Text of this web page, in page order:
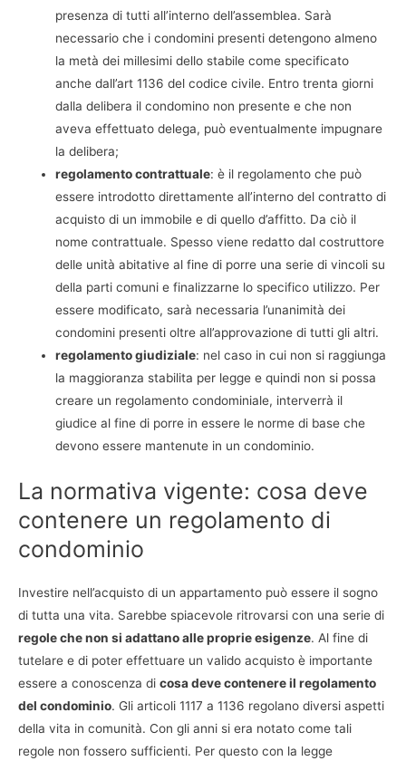
presenza di tutti all’interno dell’assemblea. Sarà
necessario che i condomini presenti detengono almeno
la metà dei millesimi dello stabile come specificato
anche dall’art 1136 del codice civile. Entro trenta giorni
dalla delibera il condomino non presente e che non
aveva effettuato delega, può eventualmente impugnare
la delibera;
regolamento contrattuale: è il regolamento che può
essere introdotto direttamente all’interno del contratto di
acquisto di un immobile e di quello d’affitto. Da ciò il
nome contrattuale. Spesso viene redatto dal costruttore
delle unità abitative al fine di porre una serie di vincoli su
della parti comuni e finalizzarne lo specifico utilizzo. Per
essere modificato, sarà necessaria l’unanimità dei
condomini presenti oltre all’approvazione di tutti gli altri.
regolamento giudiziale: nel caso in cui non si raggiunga
la maggioranza stabilita per legge e quindi non si possa
creare un regolamento condominiale, interverrà il
giudice al fine di porre in essere le norme di base che
devono essere mantenute in un condominio.
La normativa vigente: cosa deve
contenere un regolamento di
condominio
Investire nell’acquisto di un appartamento può essere il sogno
di tutta una vita. Sarebbe spiacevole ritrovarsi con una serie di
regole che non si adattano alle proprie esigenze. Al fine di
tutelare e di poter effettuare un valido acquisto è importante
essere a conoscenza di cosa deve contenere il regolamento
del condominio. Gli articoli 1117 a 1136 regolano diversi aspetti
della vita in comunità. Con gli anni si era notato come tali
regole non fossero sufficienti. Per questo con la legge